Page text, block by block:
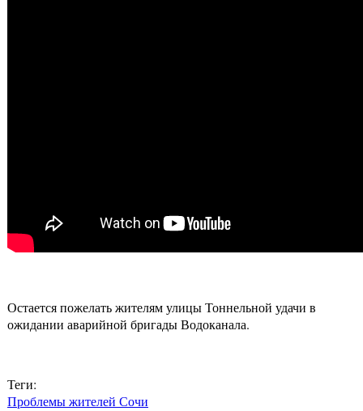
Остается пожелать жителям улицы Тоннельной удачи в
ожидании аварийной бригады Водоканала.
Теги:
Проблемы жителей Сочи